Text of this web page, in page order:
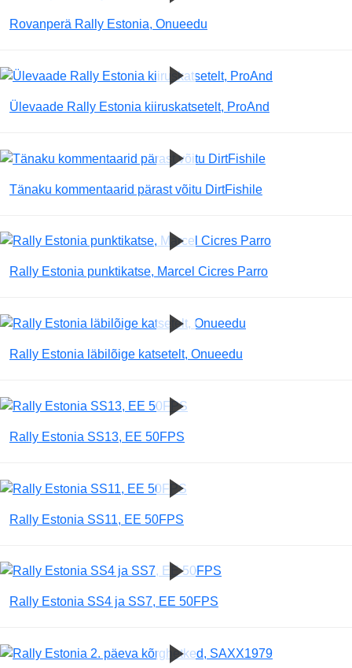
Rovanperä Rally Estonia, Onueedu
Ülevaade Rally Estonia kiiruskatsetelt, ProAnd
Tänaku kommentaarid pärast võitu DirtFishile
Rally Estonia punktikatse, Marcel Cicres Parro
Rally Estonia läbilõige katsetelt, Onueedu
Rally Estonia SS13, EE 50FPS
Rally Estonia SS11, EE 50FPS
Rally Estonia SS4 ja SS7, EE 50FPS